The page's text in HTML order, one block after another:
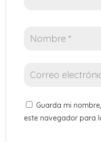
Guarda mi
este navegador para